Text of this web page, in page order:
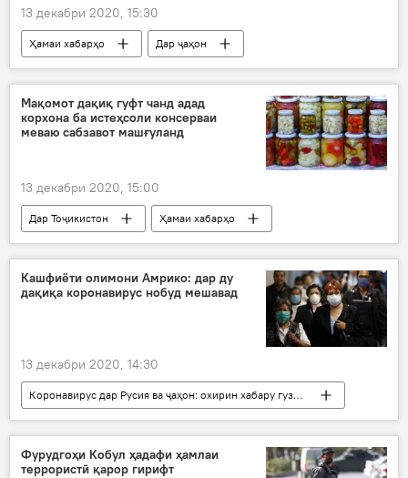
13 декабри 2020, 15:30
Ҳамаи хабарҳо
Дар ҷаҳон
Рӯйдод, ҷиноят ва ҳолатҳои фавқулода
Нигерия
мактаббачагон дуздӣ
Мақомот дақиқ гуфт чанд адад
корхона ба истеҳсоли консерваи
меваю сабзавот машғуланд
13 декабри 2020, 15:00
Дар Тоҷикистон
Ҳамаи хабарҳо
Саноат
саноат
истеҳсол
мева
консерва сабзавот
Кашфиёти олимони Амрико: дар ду
дақиқа коронавирус нобуд мешавад
13 декабри 2020, 14:30
Коронавирус дар Русия ва ҷаҳон: охирин хабару гузоришҳо
Ҳамаи хабарҳо
Дар ҷаҳон
Иҷтимоъ
Амрико
Олимон
Фурудгоҳи Кобул ҳадафи ҳамлаи
террористӣ қарор гирифт